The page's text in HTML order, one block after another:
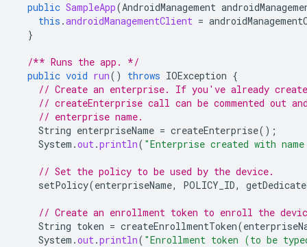
public SampleApp(AndroidManagement
this .androidManagementClient =
}
/** Runs the app. */
public void run() throws IOException {
// Create an enterprise. If you've already
// createEnterprise call can be commented out
// enterprise name.
String enterpriseName = createEnterprise();
System .out.println( "Enterprise created with
// Set the policy to be used by the device.
setPolicy(enterpriseName, POLICY_ID,
// Create an enrollment token to enroll the
String token = createEnrollmentToken(
System .out.println( "Enrollment token (to be